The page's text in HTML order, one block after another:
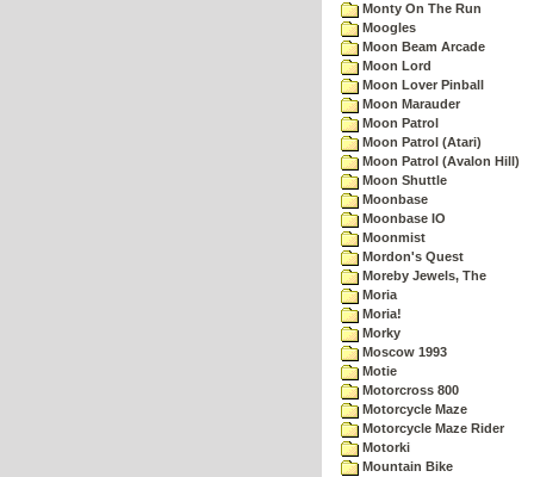
Monty On The Run
Moogles
Moon Beam Arcade
Moon Lord
Moon Lover Pinball
Moon Marauder
Moon Patrol
Moon Patrol (Atari)
Moon Patrol (Avalon Hill)
Moon Shuttle
Moonbase
Moonbase IO
Moonmist
Mordon's Quest
Moreby Jewels, The
Moria
Moria!
Morky
Moscow 1993
Motie
Motorcross 800
Motorcycle Maze
Motorcycle Maze Rider
Motorki
Mountain Bike